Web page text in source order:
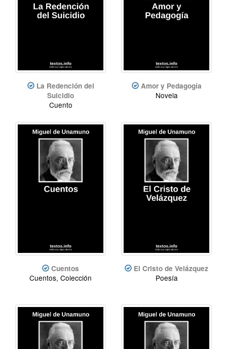
La Redención del
Suicidio
Cuento
Amor y Pedagogía
Novela
Cuentos
Cuentos, Colección
El Cristo de Velázquez
Poesía